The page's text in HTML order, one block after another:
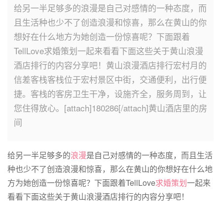
给另一半足够多的浪漫是自己对感情的一种态度，而
且生活种也少不了创造浪漫和惊喜，那么在黄山的你
想好在什么地方为她创造一份惊喜呢？下面跟着
TellLove求婚策划一起来看看下面这些关于黄山浪漫
酒店排行的内容分享吧！黄山浪漫酒店排行宏村月的
信差客栈客栈位于宏村景区中街，交通便利，出行便
捷。客栈的客房卫生干净，设施齐全，服务周到，让
您住得放心。[attach]180286[/attach]黄山酒店里的房
间
给另一半足够多的浪漫是自己对感情的一种态度，而且生活
种也少不了创造浪漫和惊喜，那么在黄山的你想好在什么地
方为她创造一份惊喜呢？下面跟着TellLove求婚策划一起来
看看下面这些关于黄山浪漫酒店排行的内容分享吧！